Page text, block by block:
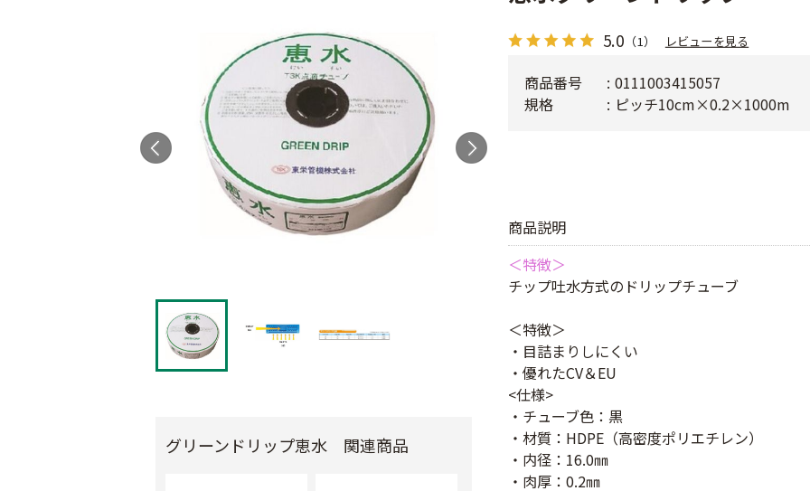
グリーンドリップ恵水 関連商品
5.0 （1） レビューを見る
商品説明
＜特徴＞
チップ吐水方式のドリップチューブ
＜特徴＞
・目詰まりしにくい
・優れたCV＆EU
<仕様>
・チューブ色：黒
・材質：HDPE（高密度ポリエチレン）
・内径：16.0㎜
・肉厚：0.2㎜
商品番号
0111003415057
規格
ピッチ10cm×0.2×1000m